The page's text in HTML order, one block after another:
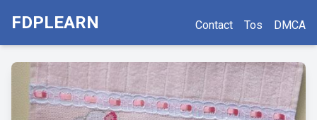
FDPLEARN Contact Tos DMCA